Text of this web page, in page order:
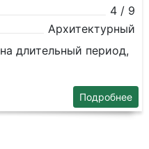
4 / 9
Архитектурный
длительный период,
Подробнее